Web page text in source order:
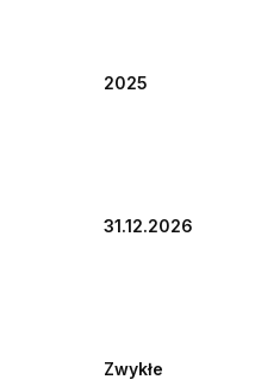
2025
31.12.2026
Zwykłe